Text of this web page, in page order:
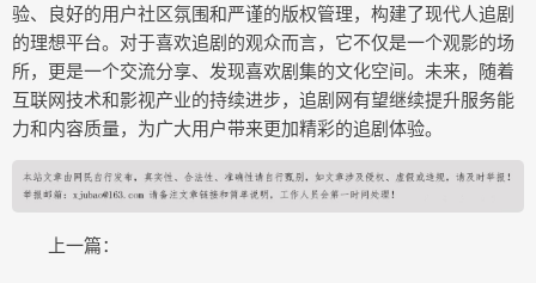
验、良好的用户社区氛围和严谨的版权管理，构建了现代人追剧
的理想平台。对于喜欢追剧的观众而言，它不仅是一个观影的场
所，更是一个交流分享、发现喜欢剧集的文化空间。未来，随着
互联网技术和影视产业的持续进步，追剧网有望继续提升服务能
力和内容质量，为广大用户带来更加精彩的追剧体验。
上一篇：